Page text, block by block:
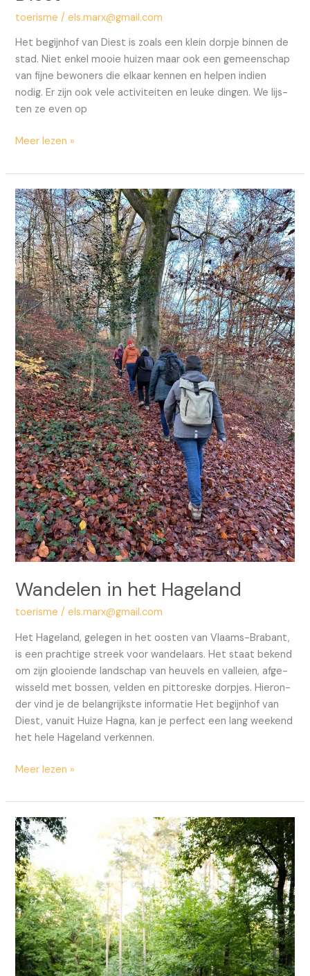
toerisme /els.marx@gmail.com
Het begijn­hof van Diest is zoals een klein dorp­je bin­nen de
stad. Niet enkel mooie hui­zen maar ook een gemeen­schap
van fij­ne bewo­ners die elkaar ken­nen en hel­pen indien
nodig. Er zijn ook vele acti­vi­tei­ten en leu­ke din­gen. We lijs­
ten ze even op
Meer lezen »
Wan­de­len in het Hage­land
toerisme /els.marx@gmail.com
Het Hage­land, gele­gen in het oos­ten van Vlaams-Bra­­bant,
is een prach­ti­ge streek voor wan­de­laars. Het staat bekend
om zijn glooi­en­de land­schap van heu­vels en val­lei­en, afge­
wis­seld met bos­sen, vel­den en pit­to­res­ke dorp­jes. Hier­on­
der vind je de belang­rijk­ste infor­ma­tie Het begijn­hof van
Diest, van­uit Hui­ze Hag­na, kan je per­fect een lang week­end
het hele Hage­land ver­ken­nen.
Wan­
de­
len
in
het
Hage­
land
Meer lezen »
Fiet­
sen
in
het
Hage­
land